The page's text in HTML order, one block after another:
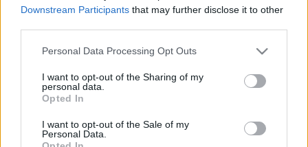
Downstream Participants that may further disclose it to other
Please note that this website/app uses one or more Google
not limited to your visit or usage behaviour. You may click to
grant or deny consent to Google and its third-party tags to
use your data for below specified purposes in below Google
consent section.
Personal Data Processing Opt Outs
I want to opt-out of the Sharing of my
personal data.
Opted In
I want to opt-out of the Sale of my
Personal Data.
Országos hírek
A LAKOSSÁGRA IS FONTOS SZEREP HÁRUL A
Országos hírek
Túlfogyasztás napja - július 30-ra felhasználta az
emberiség a Föld egész évre elegendő erőforrásait
Ma van idén a túlfogyasztás világnapja: az emberiség eddigre
használta fel mindazokat a természeti erőforrásokat, amelyeket